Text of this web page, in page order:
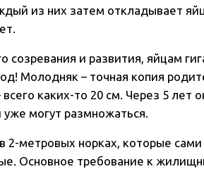
из них затем откладывает
созревания и развития, яйцам
Молодняк – точная копия
всего каких-то 20 см. Через 5 лет
уже могут размножаться.
2-метровых норках, которые
Основное требование к